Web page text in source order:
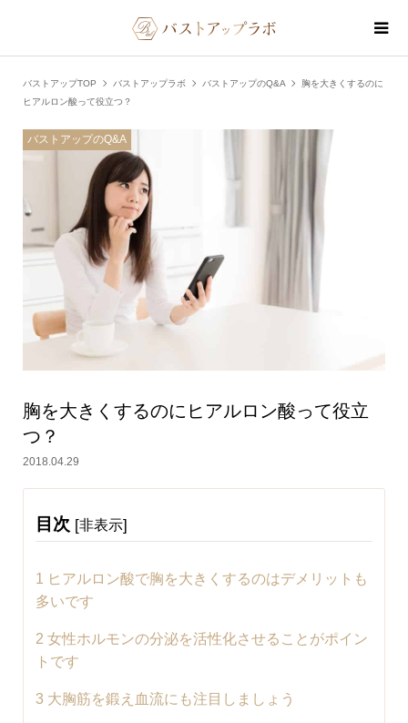
バストアップTOP バストアップラボ バストアップのQ&A
胸を大きくするのに
ヒアルロン酸って役立つ？
バストアップのQ&A
胸を大きくするのにヒアルロン酸って役立
つ？
2018.04.29
目次 [非表示]
1 ヒアルロン酸で胸を大きくするのはデメリットも
多いです
2 女性ホルモンの分泌を活性化させることがポイン
トです
3 大胸筋を鍛え血流にも注目しましょう